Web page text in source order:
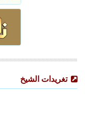
تغريدات الشيخ